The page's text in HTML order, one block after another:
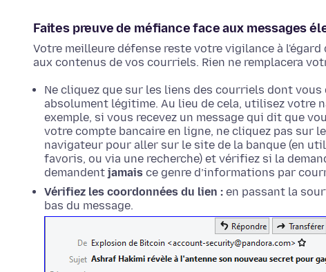
Faites preuve de méfiance face aux messages
Votre meilleure défense reste votre vigilance à
aux contenus de vos courriels. Rien ne remplacera
Ne cliquez que sur les liens des courriels dont
absolument légitime. Au lieu de cela, utilisez votre
exemple, si vous recevez un message qui dit que
votre compte bancaire en ligne, ne cliquez pas sur
navigateur pour aller sur le site de la banque (en
favoris, ou via une recherche) et vérifiez si la
demandent jamais ce genre d’informations par
Vérifiez les coordonnées du lien : en passant la
bas du message.